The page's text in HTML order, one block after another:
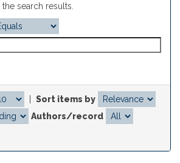
search results.
Sort items by
Authors/record